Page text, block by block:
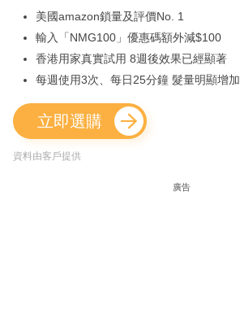
美國amazon鎖量及評價No. 1
輸入「NMG100」優惠碼額外減$100
香港用家真實試用 8週後效果已經顯著
每週使用3次、每日25分鐘 髮量明顯增加
立即選購
資料由客戶提供
廣告